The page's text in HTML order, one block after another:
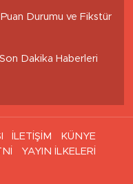
Puan Durumu ve Fikstür
Son Dakika Haberleri
İLETİŞİM
KÜNYE
YAYIN İLKELERİ